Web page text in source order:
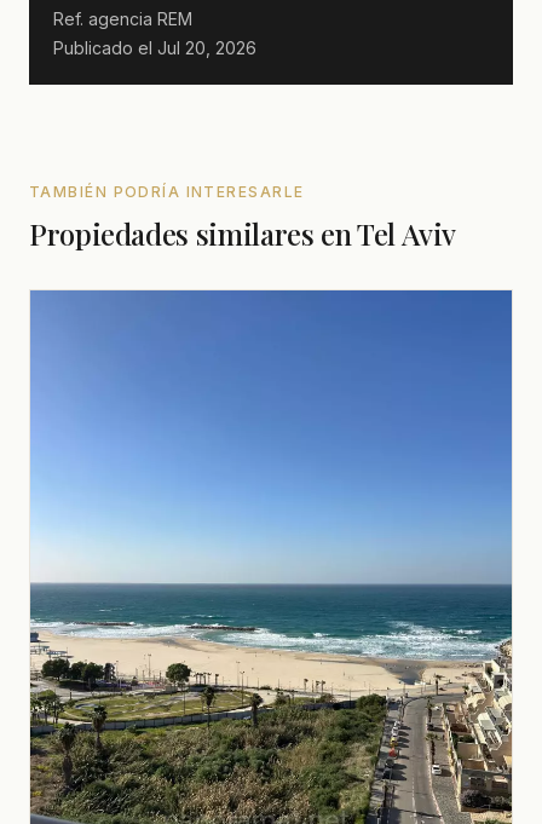
Ref. agencia REM
Publicado el Jul 20, 2026
TAMBIÉN PODRÍA INTERESARLE
Propiedades similares en Tel Aviv